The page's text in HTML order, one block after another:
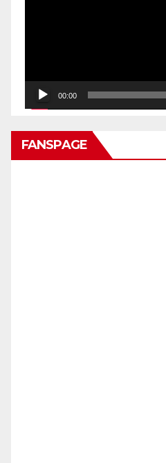
00:00
FANSPAGE